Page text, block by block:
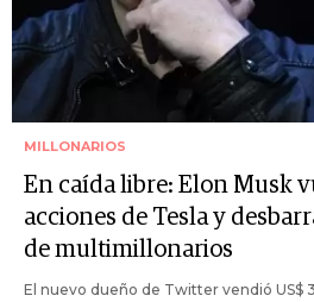
MILLONARIOS
En caída libre: Elon Musk
acciones de Tesla y
de multimillonarios
El nuevo dueño de Twitter vendió US$